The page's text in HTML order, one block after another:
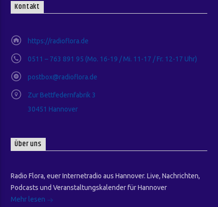
Kontakt
https://radioflora.de
0511 – 763 891 95 (Mo. 16-19 / Mi. 11-17 / Fr. 12-17 Uhr)
postbox@radioflora.de
Zur Bettfedernfabrik 3
30451 Hannover
Über uns
Radio Flora, euer Internetradio aus Hannover. Live, Nachrichten,
Podcasts und Veranstaltungskalender für Hannover
Mehr lesen